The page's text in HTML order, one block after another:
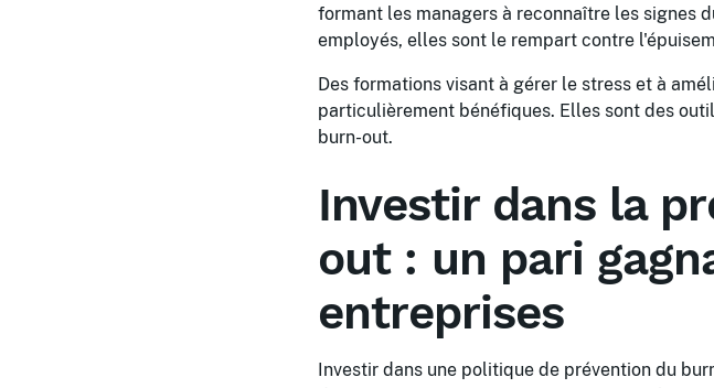
formant les managers à reconnaître les signes
employés, elles sont le rempart contre
Des formations visant à gérer le stress et à
particulièrement bénéfiques. Elles sont des
burn-out.
Investir dans la
out : un pari
entreprises
Investir dans une politique de prévention du